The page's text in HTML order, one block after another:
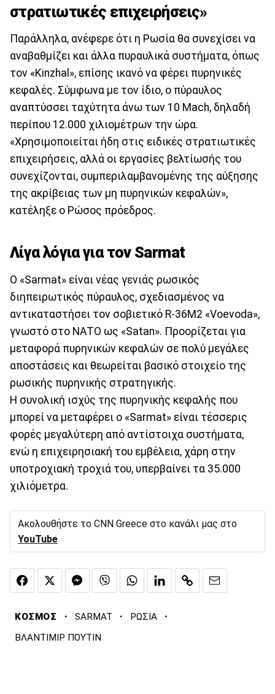
στρατιωτικές επιχειρήσεις»
Παράλληλα, ανέφερε ότι η Ρωσία θα συνεχίσει να
αναβαθμίζει και άλλα πυραυλικά συστήματα, όπως
τον «Kinzhal», επίσης ικανό να φέρει πυρηνικές
κεφαλές. Σύμφωνα με τον ίδιο, ο πύραυλος
αναπτύσσει ταχύτητα άνω των 10 Mach, δηλαδή
περίπου 12.000 χιλιομέτρων την ώρα.
«Χρησιμοποιείται ήδη στις ειδικές στρατιωτικές
επιχειρήσεις, αλλά οι εργασίες βελτίωσής του
συνεχίζονται, συμπεριλαμβανομένης της αύξησης
της ακρίβειας των μη πυρηνικών κεφαλών»,
κατέληξε ο Ρώσος πρόεδρος.
Λίγα λόγια για τον Sarmat
Ο «Sarmat» είναι νέας γενιάς ρωσικός
διηπειρωτικός πύραυλος, σχεδιασμένος να
αντικαταστήσει τον σοβιετικό R-36M2 «Voevoda»,
γνωστό στο ΝΑΤΟ ως «Satan». Προορίζεται για
μεταφορά πυρηνικών κεφαλών σε πολύ μεγάλες
αποστάσεις και θεωρείται βασικό στοιχείο της
ρωσικής πυρηνικής στρατηγικής.
Η συνολική ισχύς της πυρηνικής κεφαλής που
μπορεί να μεταφέρει ο «Sarmat» είναι τέσσερις
φορές μεγαλύτερη από αντίστοιχα συστήματα,
ενώ η επιχειρησιακή του εμβέλεια, χάρη στην
υποτροχιακή τροχιά του, υπερβαίνει τα 35.000
χιλιόμετρα.
Ακολουθήστε το CNN Greece στο κανάλι μας στο
YouTube
ΚΟΣΜΟΣ · SARMAT · ΡΩΣΙΑ ·
ΒΛΑΝΤΙΜΙΡ ΠΟΥΤΙΝ